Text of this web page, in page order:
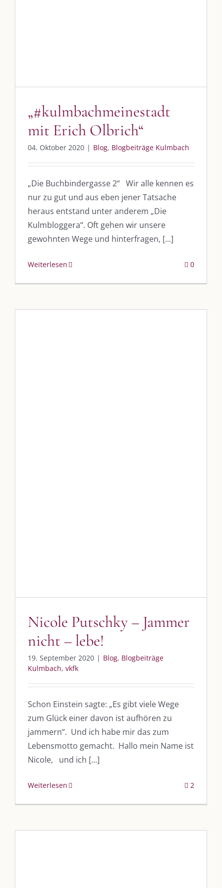
„#kulmbachmeinestadt
mit Erich Olbrich“
04. Oktober 2020 | Blog, Blogbeiträge Kulmbach
„Die Buchbindergasse 2“ Wir alle kennen es
nur zu gut und aus eben jener Tatsache
heraus entstand unter anderem „Die
Kulmbloggera“. Oft gehen wir unsere
gewohnten Wege und hinterfragen, [...]
Weiterlesen 0
Nicole Putschky – Jammer
nicht – lebe!
19. September 2020 | Blog, Blogbeiträge
Kulmbach, vkfk
Schon Einstein sagte: „Es gibt viele Wege
zum Glück einer davon ist aufhören zu
jammern“. Und ich habe mir das zum
Lebensmotto gemacht. Hallo mein Name ist
Nicole, und ich [...]
Weiterlesen 2